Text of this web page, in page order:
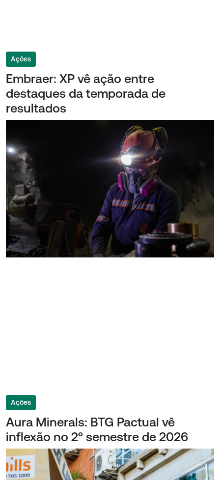
Ações
Embraer: XP vê ação entre
destaques da temporada de
resultados
Ações
Aura Minerals: BTG Pactual vê
inflexão no 2º semestre de 2026